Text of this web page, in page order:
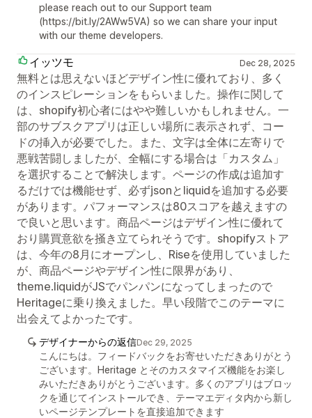
please reach out to our Support team
(https://bit.ly/2AWw5VA) so we can share your input
with our theme developers.
イッツモ Dec 28, 2025
無料とは思えないほどデザイン性に優れており、多く
のインスピレーションをもらいました。操作に関して
は、shopify初心者にはやや難しいかもしれません。一
部のサブスクアプリは正しい場所に表示されず、コー
ドの挿入が必要でした。また、文字は全体に左寄りで
悪戦苦闘しましたが、全幅にする場合は「カスタム」
を選択することで解決します。ページの作成は追加す
るだけでは機能せず、必ずjsonとliquidを追加する必要
があります。パフォーマンスは80スコアを越えますの
で良いと思います。商品ページはデザイン性に優れて
おり購買意欲を掻き立てられそうです。shopifyストア
は、今年の8月にオープンし、Riseを使用していました
が、商品ページやデザイン性に限界があり、
theme.liquidがJSでパンパンになってしまったので
Heritageに乗り換えました。早い段階でこのテーマに
出会えてよかったです。
デザイナーからの返信Dec 29, 2025
こんにちは。フィードバックをお寄せいただきありがとう
ございます。Heritage とそのカスタマイズ機能をお楽し
みいただきありがとうございます。多くのアプリはブロッ
クを通じてインストールでき、テーマエディタ内から新し
いページテンプレートを直接追加できます